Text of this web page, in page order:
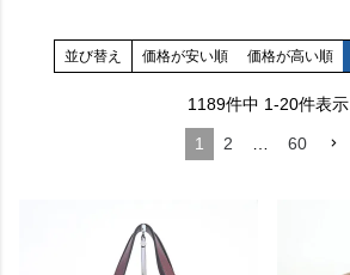
並び替え 価格が安い順 価格が高い順
1189件中 1-20件表示
1 2 … 60